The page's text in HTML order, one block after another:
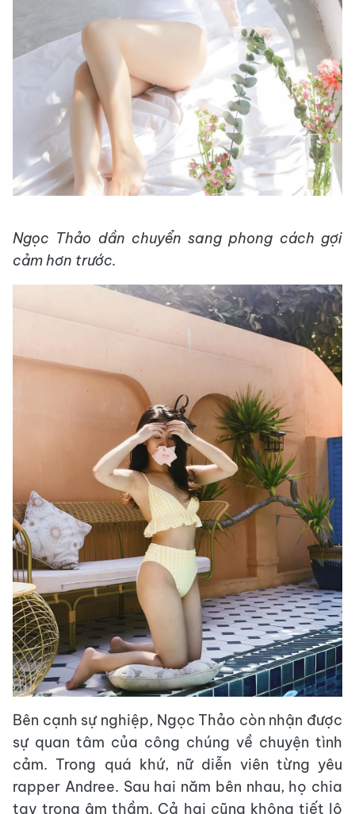
Ngọc Thảo dần chuyển sang phong cách gợi
cảm hơn trước.
Bên cạnh sự nghiệp, Ngọc Thảo còn nhận được
sự quan tâm của công chúng về chuyện tình
cảm. Trong quá khứ, nữ diễn viên từng yêu
rapper Andree. Sau hai năm bên nhau, họ chia
tay trong âm thầm. Cả hai cũng không tiết lộ